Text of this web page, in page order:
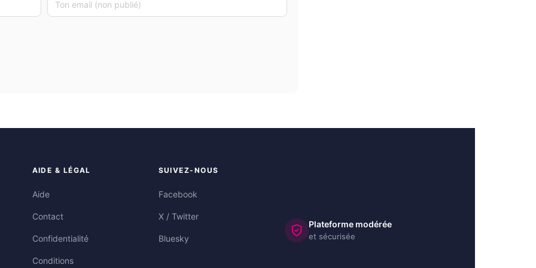
AIDE & LÉGAL
Aide
Contact
Confidentialité
Conditions
SUIVEZ-NOUS
Facebook
X / Twitter
Bluesky
Plateforme modérée
et sécurisée